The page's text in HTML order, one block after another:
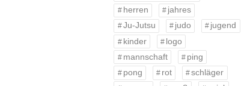
herren
jahres
Ju-Jutsu
judo
jugend
kinder
logo
mannschaft
ping
pong
rot
schläger